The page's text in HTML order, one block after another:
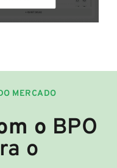
MERCADO
o BPO
o